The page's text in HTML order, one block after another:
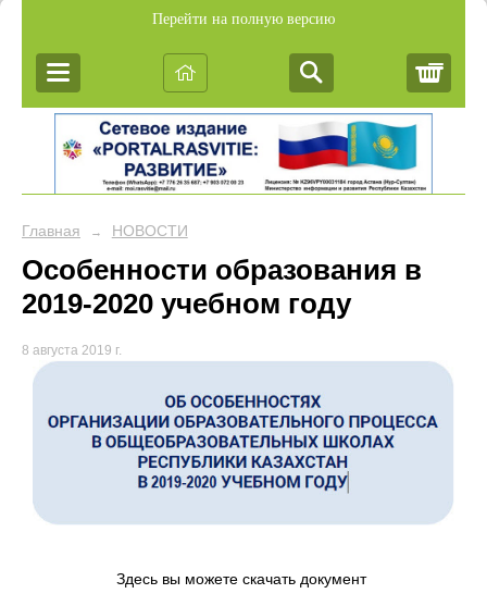
Перейти на полную версию
Главная → НОВОСТИ
Особенности образования в
2019-2020 учебном году
8 августа 2019 г.
Здесь вы можете скачать документ